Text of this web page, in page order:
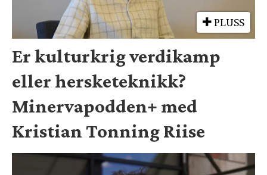
PLUSS
Er kulturkrig verdikamp
eller hersketeknikk?
Minervapodden+ med
Kristian Tonning Riise